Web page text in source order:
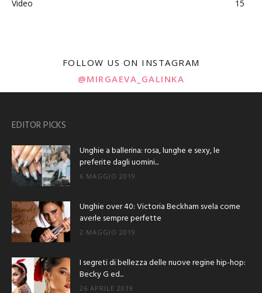
Video
15
FOLLOW US ON INSTAGRAM
@MIRGAEVA_GALINKA
EDITOR PICKS
Unghie a ballerina: rosa, lunghe e sexy, le
preferite dagli uomini...
6 MAGGIO 2019
Unghie over 40: Victoria Beckham svela come
averle sempre perfette
2 MAGGIO 2019
I segreti di bellezza delle nuove regine hip-hop:
Becky G ed...
26 APRILE 2019